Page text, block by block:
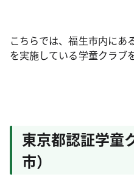
こちらでは、福生市内にあ
を実施している学童クラブ
東京都認証学童
市）